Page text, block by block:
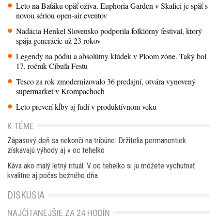
Leto na Baťáku opäť ožíva. Euphoria Garden v Skalici je späť s
novou sériou open-air eventov
Nadácia Henkel Slovensko podporila folklórny festival, ktorý
spája generácie už 23 rokov
Legendy na pódiu a absolútny klúdek v Ploom zóne. Taký bol
17. ročník Cibuľa Festu
Tesco za rok zmodernizovalo 36 predajní, otvára vynovený
supermarket v Krompachoch
Leto preverí kĺby aj ľudí v produktívnom veku
K TÉME
Zápasový deň sa nekončí na tribúne: Držitelia permanentiek
získavajú výhody aj v oc tehelko
Káva ako malý letný rituál: V oc tehelko si ju môžete vychutnať
kvalitne aj počas bežného dňa
DISKUSIA
NAJČÍTANEJŠIE ZA 24 HODÍN